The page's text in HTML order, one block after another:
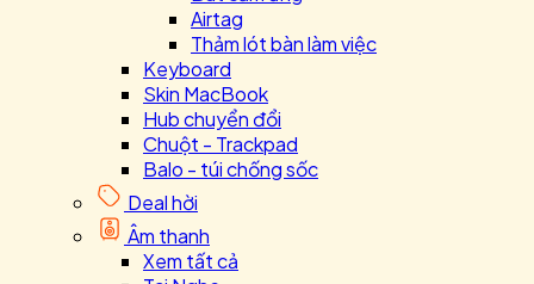
Airtag
Thảm lót bàn làm việc
Keyboard
Skin MacBook
Hub chuyển đổi
Chuột - Trackpad
Balo - túi chống sốc
Deal hời
Âm thanh
Xem tất cả